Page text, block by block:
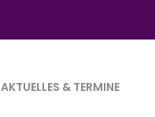
AKTUELLES & TERMINE